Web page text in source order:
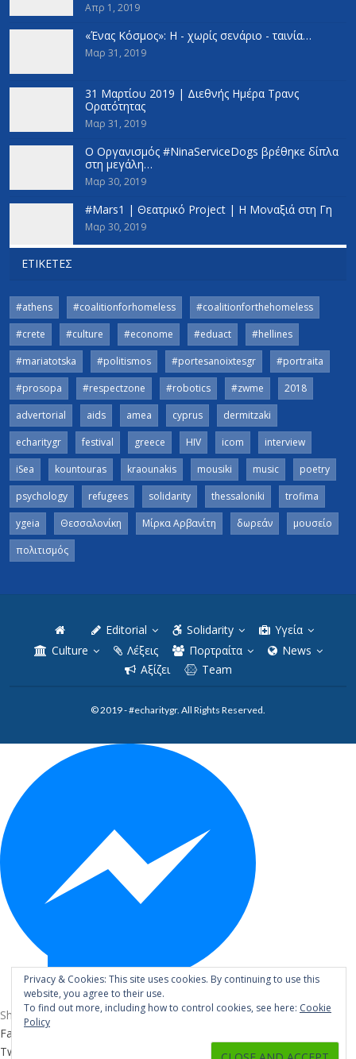
Απρ 1, 2019
«Ένας Κόσμος»: Η - χωρίς σενάριο - ταινία…
Μαρ 31, 2019
31 Μαρτίου 2019 | Διεθνής Ημέρα Τρανς
Ορατότητας
Μαρ 31, 2019
Ο Oργανισμός #NinaServiceDogs βρέθηκε δίπλα
στη μεγάλη…
Μαρ 30, 2019
#Mars1 | Θεατρικό Project | Η Μοναξιά στη Γη
Μαρ 30, 2019
ΕΤΙΚΈΤΕΣ
#athens #coalitionforhomeless
#coalitionforthehomeless
#crete
#culture #econome #eduact
#hellines
#mariatotska
#politismos #portesanoixtesgr
#portraita
#prosopa
#respectzone #robotics #zwme
2018
advertorial
aids amea cyprus
dermitzaki
echaritygr
festival greece HIV icom
interview
iSea
kountouras kraounakis mousiki music
poetry
psychology
refugees solidarity thessaloniki
trofima
ygeia
Θεσσαλονίκη Μίρκα Αρβανίτη δωρεάν
μουσείο
πολιτισμός
Editorial Solidarity
Υγεία
Culture
Λέξεις Πορτραίτα
News
Αξίζει
Team
© 2019 - #echaritygr. All Rights Reserved.
Share via
Facebook
Twitter
Privacy & Cookies: This site uses cookies. By continuing to use this
website, you agree to their use.
To find out more, including how to control cookies, see here: Cookie
Policy